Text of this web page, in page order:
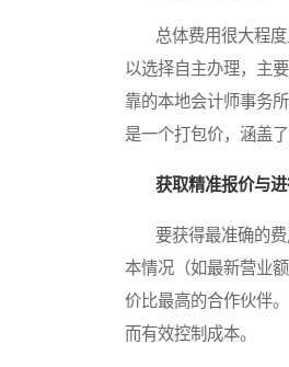
总体费用很大程度
以选择自主办理，主
靠的本地会计师事务
是一个打包价，涵盖
获取精准报价与
要获得最准确的费
本情况（如最新营业
价比最高的合作伙伴
而有效控制成本。